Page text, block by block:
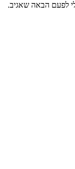
לפעם הבאה שאגיב.